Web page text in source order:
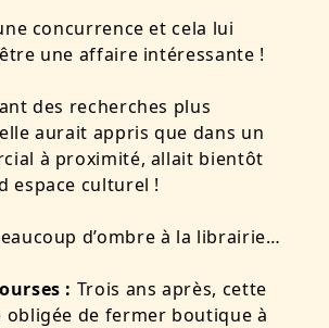
concurrence et cela lui
une affaire intéressante !
des recherches plus
aurait appris que dans un
à proximité, allait bientôt
espace culturel !
d’ombre à la librairie…
: Trois ans après, cette
obligée de fermer boutique à